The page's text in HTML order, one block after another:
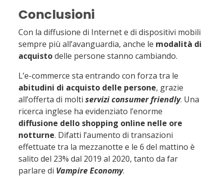
Conclusioni
Con la diffusione di Internet e di dispositivi mobili
sempre più all’avanguardia, anche le modalità di
acquistodelle persone stanno cambiando.
L’e-commerce sta entrando con forza tra le
abitudini di acquisto delle persone, grazie
all’offerta di molti servizi consumer friendly. Una
ricerca inglese ha evidenziato l’enorme
diffusione dello shopping online nelle ore
notturne. Difatti l’aumento di transazioni
effettuate tra la mezzanotte e le 6 del mattino è
salito del 23% dal 2019 al 2020, tanto da far
parlare di Vampire Economy.